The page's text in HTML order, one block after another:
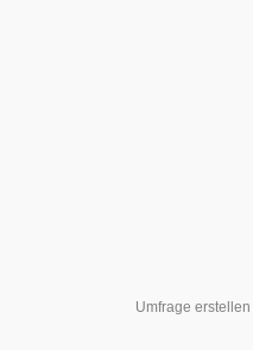
Umfrage erstellen